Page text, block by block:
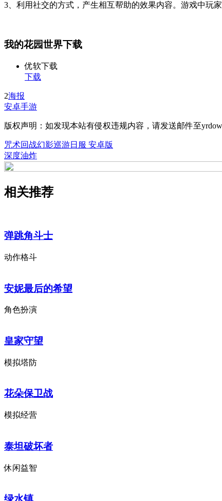
3、利用社交的方式，产生相互帮助的效果内容。游戏中玩
我的花园世界下载
优软下载
下载
2海报
安卓手游
版权声明：如发现本站有侵权违规内容，请发送邮件至
咒术回战幻影巡游日服 安卓版
深度油炸
相关推荐
弹跳角斗士
动作格斗
安妮最后的希望
角色扮演
皇家守望
模拟塔防
花朵保卫战
模拟经营
泰坦破坏者
休闲益智